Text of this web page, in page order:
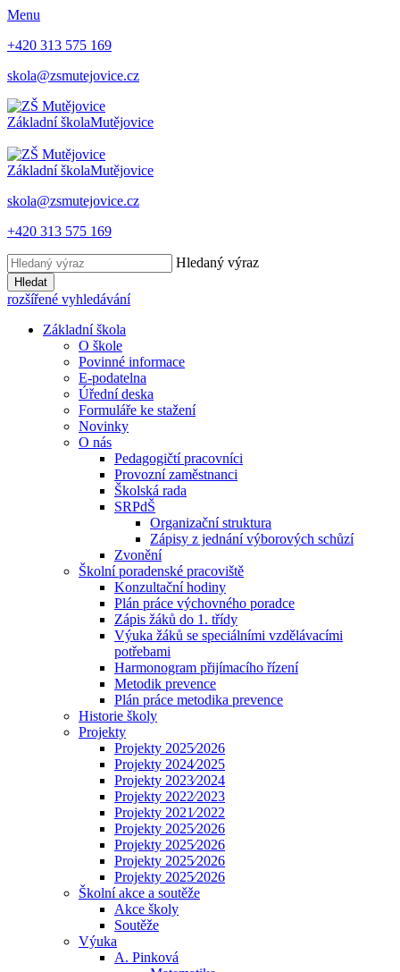
Menu
+420 313 575 169
skola@zsmutejovice.cz
Základní školaMutějovice
Základní školaMutějovice
skola@zsmutejovice.cz
+420 313 575 169
Hledaný výraz
Hledat
rozšířené vyhledávání
Základní škola
O škole
Povinné informace
E-podatelna
Úřední deska
Formuláře ke stažení
Novinky
O nás
Pedagogičtí pracovníci
Provozní zaměstnanci
Školská rada
SRPdŠ
Organizační struktura
Zápisy z jednání výborových schůzí
Zvonění
Školní poradenské pracoviště
Konzultační hodiny
Plán práce výchovného poradce
Zápis žáků do 1. třídy
Výuka žáků se speciálními vzdělávacími
potřebami
Harmonogram přijímacího řízení
Metodik prevence
Plán práce metodika prevence
Historie školy
Projekty
Projekty 2025⁄2026
Projekty 2024⁄2025
Projekty 2023⁄2024
Projekty 2022⁄2023
Projekty 2021⁄2022
Projekty 2025⁄2026
Projekty 2025⁄2026
Projekty 2025⁄2026
Projekty 2025⁄2026
Školní akce a soutěže
Akce školy
Soutěže
Výuka
A. Pinková